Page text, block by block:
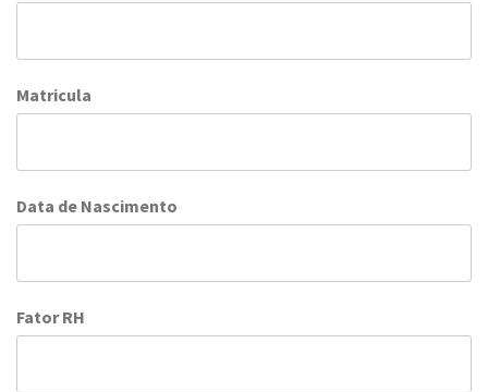
Matricula
Data de Nascimento
Fator RH